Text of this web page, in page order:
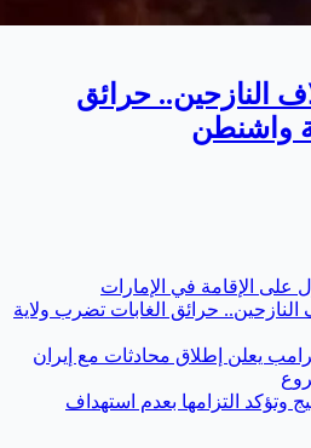
النازحين.. حرائق
واشنطن
النازحين.. حرائق الغابات تضرب ولاية
يعلن إطلاق محادثات مع إيران
وتؤكد التزامها بعدم استهداف